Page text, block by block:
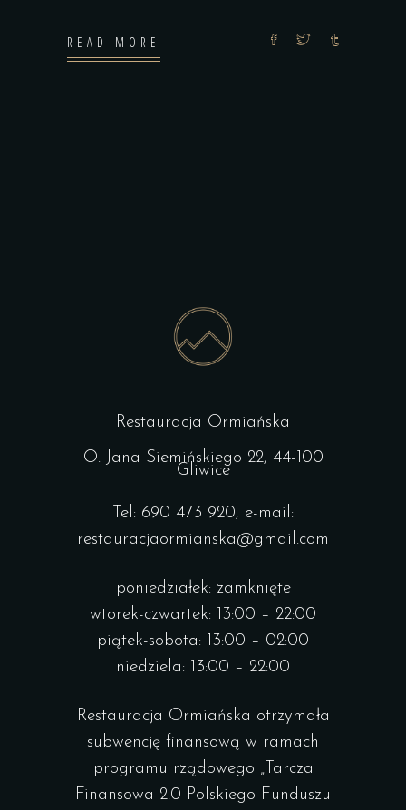
READ MORE
Restauracja Ormiańska
O. Jana Siemińskiego 22, 44-100
Gliwice
Tel: 690 473 920, e-mail:
restauracjaormianska@gmail.com
poniedziałek: zamknięte
wtorek-czwartek: 13:00 – 22:00
piątek-sobota: 13:00 – 02:00
niedziela: 13:00 – 22:00
Restauracja Ormiańska otrzymała
subwencję finansową w ramach
programu rządowego „Tarcza
Finansowa 2.0 Polskiego Funduszu